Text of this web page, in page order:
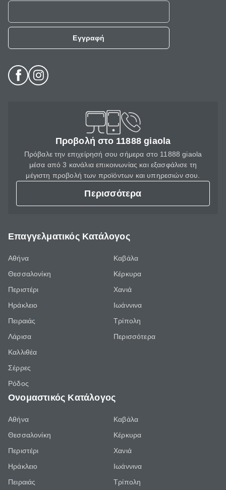
Εγγραφή
Προβολή στο 11888 giaola
Πρόβαλε την επιχείρησή σου σήμερα στο 11888 giaola
μέσα από 3 κανάλια επικοινωνίας και εξασφάλισε τη
μέγιστη προβολή των προϊόντων και υπηρεσιών σου.
Περισσότερα
Επαγγελματικός Κατάλογος
Αθήνα
Θεσσαλονίκη
Περιστέρι
Ηράκλειο
Πειραιάς
Λάρισα
Καλλιθέα
Σέρρες
Ρόδος
Καβάλα
Κέρκυρα
Χανιά
Ιωάννινα
Τρίπολη
Περισσότερα
Ονομαστικός Κατάλογος
Αθήνα
Θεσσαλονίκη
Περιστέρι
Ηράκλειο
Πειραιάς
Καβάλα
Κέρκυρα
Χανιά
Ιωάννινα
Τρίπολη